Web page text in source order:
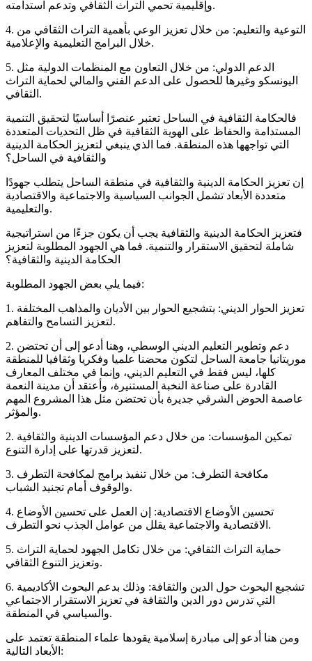
وإقليمية تحمي التراث الثقافي وتدعم استدامته.
4. التوعية والتعليم: من خلال تعزيز الوعي بأهمية التراث الثقافي من
خلال البرامج التعليمية والإعلامية.
5. الدعم الدولي: من خلال التعاون مع المنظمات الدولية مثل
اليونسكو وغيرها للحصول على الدعم الفني والمالي لحماية التراث
الثقافي.
فالحكامة الثقافية في الساحل تعتبر عنصرًا أساسيًا لتحقيق التنمية
المستدامة والحفاظ على الهوية الثقافية في ظل التحديات المتعددة
التي تواجهها هذه المنطقة. فما الذي ينبغي لتعزيز الحكامة الدينية
والثقافية في الساحل؟
إن تعزيز الحكامة الدينية والثقافية في منطقة الساحل يتطلب جهودًا
متعددة الأبعاد تشمل الجوانب السياسية والاجتماعية والاقتصادية
والتعليمية.
فتعزيز الحكامة الدينية والثقافية يجب أن يكون جزءًا من استراتيجية
شاملة لتحقيق الاستقرار والتنمية. فما هي الجهود المطلوبة لتعزيز
الحكامة الدينية والثقافية؟
فيما يلي بعض الجهود المطلوبة:
1. تعزيز الحوار الديني: بتشجيع الحوار بين الأديان والمذاهب المختلفة
لتعزيز التسامح والتفاهم.
2. دعم وتطوير التعليم الديني الوسطي، وهنا أدعو إلى أن تحتضن
موريتانيا جامعة الساحل لتكون محضنا علميا وفكريا وثقافيا للمنطقة
كلها، ليس فقط في التعليم الديني، وإنما في مختلف المعارف
القادرة على صناعة النخبة المستنيرة، وأعتقد أن مدينة النعمة
عاصمة الحوض الشرقي جديرة بأن تحتضن مثل هذا المشروع المهم
والمؤثر.
2. تمكين المؤسسات: من خلال دعم المؤسسات الدينية والثقافية
لتعزيز قدرتها على إدارة التنوع.
3. مكافحة التطرف: من خلال تنفيذ برامج لمكافحة التطرف
والوقوف أمام تجنيد الشباب.
4. تحسين الأوضاع الاقتصادية: إن العمل على تحسين الأوضاع
الاقتصادية والاجتماعية يقلل من عوامل الجذب نحو التطرف.
5. حماية التراث الثقافي: من خلال تكامل الجهود لحماية التراث
وتعزيز التنوع الثقافي.
6. تشجيع البحوث حول الدين والثقافة: وذلك بدعم البحوث الأكاديمية
التي تدرس دور الدين والثقافة في تعزيز الاستقرار الاجتماعي
والسياسي في المنطقة.
ومن هنا أدعو إلى مبادرة إسلامية يقودها علماء المنطقة تعتمد على
الأبعاد التالية: